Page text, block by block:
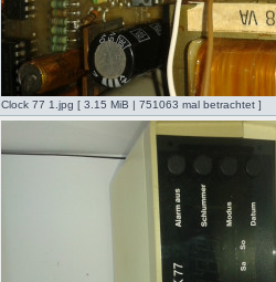
Clock 77 1.jpg [ 3.15 MiB | 751063 mal betrachtet ]